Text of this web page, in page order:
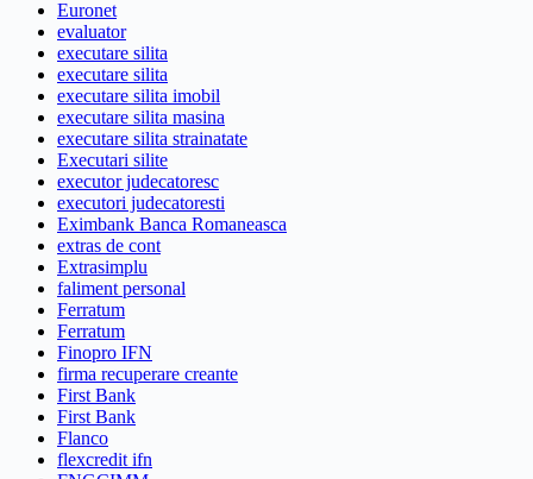
Euronet
evaluator
executare silita
executare silita
executare silita imobil
executare silita masina
executare silita strainatate
Executari silite
executor judecatoresc
executori judecatoresti
Eximbank Banca Romaneasca
extras de cont
Extrasimplu
faliment personal
Ferratum
Ferratum
Finopro IFN
firma recuperare creante
First Bank
First Bank
Flanco
flexcredit ifn